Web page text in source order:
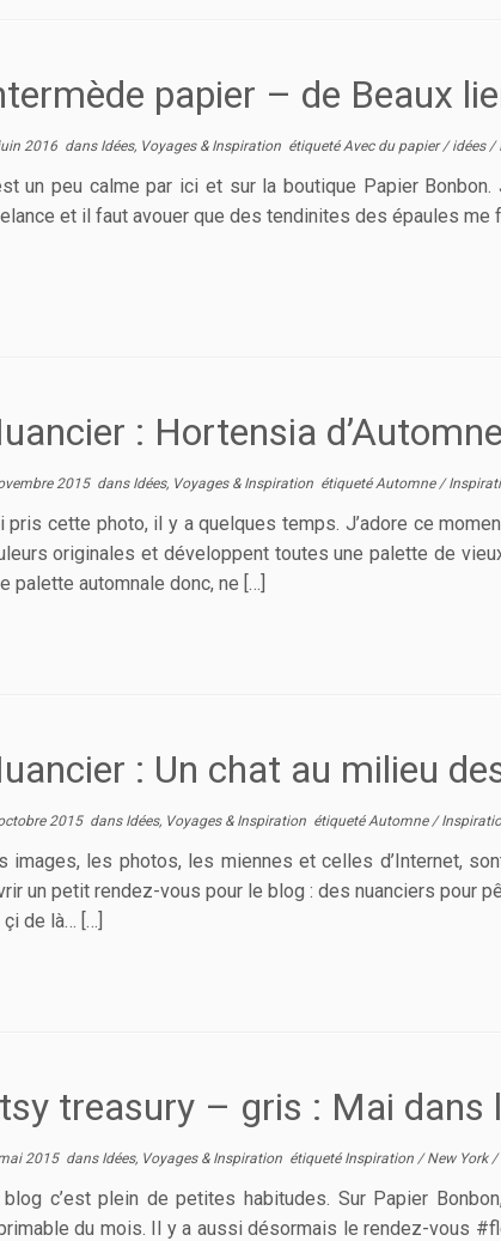
papier – de Beaux
2016dans Idées, Voyages & Inspiration étiquetéAvec du papier/idées/
un peu calme par ici et sur la boutique Papier
et il faut avouer que des tendinites des épaules me
: Hortensia d’Automne
2015dans Idées, Voyages & Inspiration étiquetéAutomne/
pris cette photo, il y a quelques temps. J’adore ce
originales et développent toutes une palette de
palette automnale donc, ne […]
: Un chat au milieu
2015dans Idées, Voyages & Inspiration étiquetéAutomne/
images, les photos, les miennes et celles d’Internet,
un petit rendez-vous pour le blog : des nuanciers pour
çi de là… […]
treasury – gris : Mai dans
2015dans Idées, Voyages & Inspiration étiqueté Inspiration /New York/
blog c’est plein de petites habitudes. Sur Papier
du mois. Il y a aussi désormais le rendez-vous